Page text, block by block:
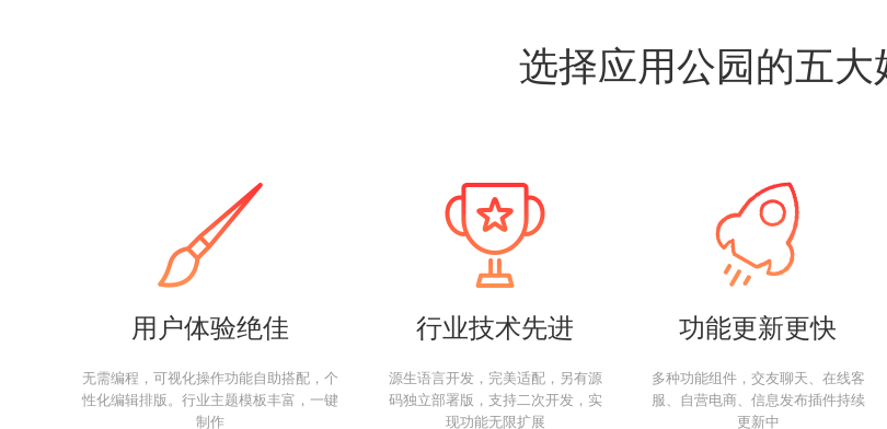
选择应用公园的五大
用户体验绝佳
无需编程，可视化操作功能自助搭配，个
性化编辑排版。行业主题模板丰富，一键
制作
行业技术先进
源生语言开发，完美适配，另有源
码独立部署版，支持二次开发，实
现功能无限扩展
功能更新更快
多种功能组件，交友聊天、在线客
服、自营电商、信息发布插件持续
更新中